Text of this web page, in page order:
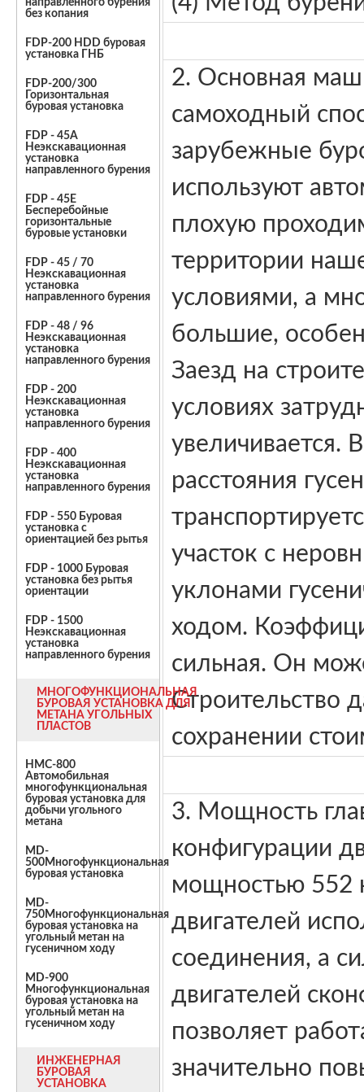
направленного бурения
без копания
FDP-200 HDD буровая
установка ГНБ
FDP-200/300
Горизонтальная
буровая установка
FDP - 45A
Неэкскавационная
установка
направленного бурения
FDP - 45E
Бесперебойные
горизонтальные
буровые установки
FDP - 45 / 70
Неэкскавационная
установка
направленного бурения
FDP - 48 / 96
Неэкскавационная
установка
направленного бурения
FDP - 200
Неэкскавационная
установка
направленного бурения
FDP - 400
Неэкскавационная
установка
направленного бурения
FDP - 550 Буровая
установка с
ориентацией без рытья
FDP - 1000 Буровая
установка без рытья
ориентации
FDP - 1500
Неэкскавационная
установка
направленного бурения
МНОГОФУНКЦИОНАЛЬНАЯ
БУРОВАЯ УСТАНОВКА ДЛЯ
МЕТАНА УГОЛЬНЫХ
ПЛАСТОВ
HMC-800
Автомобильная
многофункциональная
буровая установка для
добычи угольного
метана
MD-
500Многофункциональная
буровая установка
MD-
750Многофункциональная
буровая установка на
угольный метан на
гусеничном ходу
MD-900
Многофункциональная
буровая установка на
угольный метан на
гусеничном ходу
ИНЖЕНЕРНАЯ
БУРОВАЯ
УСТАНОВКА
2. Основная
самоходный
зарубежные
используют
плохую
территории
условиями, а
большие,
Заезд на
условиях
увеличивается.
расстояния
участок с
уклонами
ходом.
сильная. Он
Строительство
сохранении
3. Мощность
конфигурации
мощностью 552
двигателей
соединения, а
двигателей
позволяет
значительно